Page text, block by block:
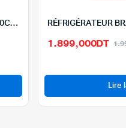
HOTTE CASQUETTE FOCUS F902X-90CM-INOX
1.899,000DT
Lire